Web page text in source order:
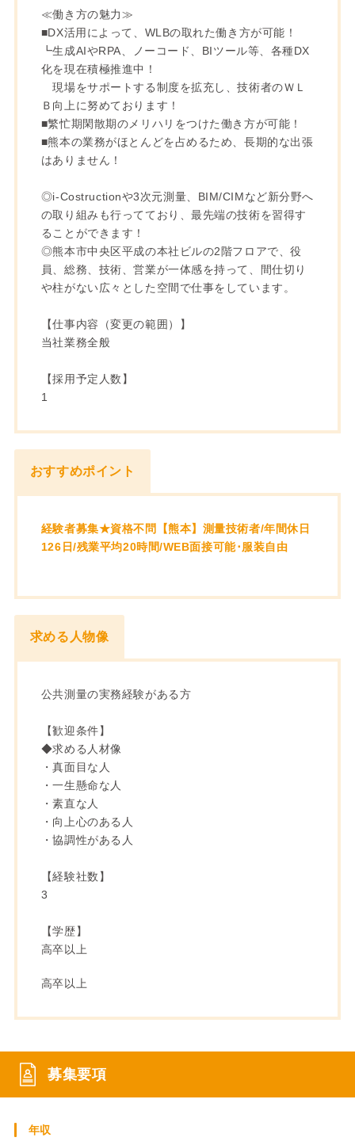
≪働き方の魅力≫
■DX活用によって、WLBの取れた働き方が可能！
┗生成AIやRPA、ノーコード、BIツール等、各種DX
化を現在積極推進中！
現場をサポートする制度を拡充し、技術者のＷＬ
Ｂ向上に努めております！
■繁忙期閑散期のメリハリをつけた働き方が可能！
■熊本の業務がほとんどを占めるため、長期的な出張
はありません！
◎i-Costructionや3次元測量、BIM/CIMなど新分野へ
の取り組みも行ってており、最先端の技術を習得す
ることができます！
◎熊本市中央区平成の本社ビルの2階フロアで、役
員、総務、技術、営業が一体感を持って、間仕切り
や柱がない広々とした空間で仕事をしています。
【仕事内容（変更の範囲）】
当社業務全般
【採用予定人数】
1
おすすめポイント
経験者募集★資格不問【熊本】測量技術者/年間休日
126日/残業平均20時間/WEB面接可能･服装自由
求める人物像
公共測量の実務経験がある方
【歓迎条件】
◆求める人材像
・真面目な人
・一生懸命な人
・素直な人
・向上心のある人
・協調性がある人
【経験社数】
3
【学歴】
高卒以上
高卒以上
募集要項
年収